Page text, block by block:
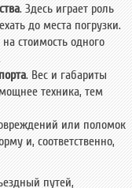
. Здесь играет роль
до места погрузки.
стоимость одного
. Вес и габариты
техника, тем
или поломок
и, соответственно,
путей,